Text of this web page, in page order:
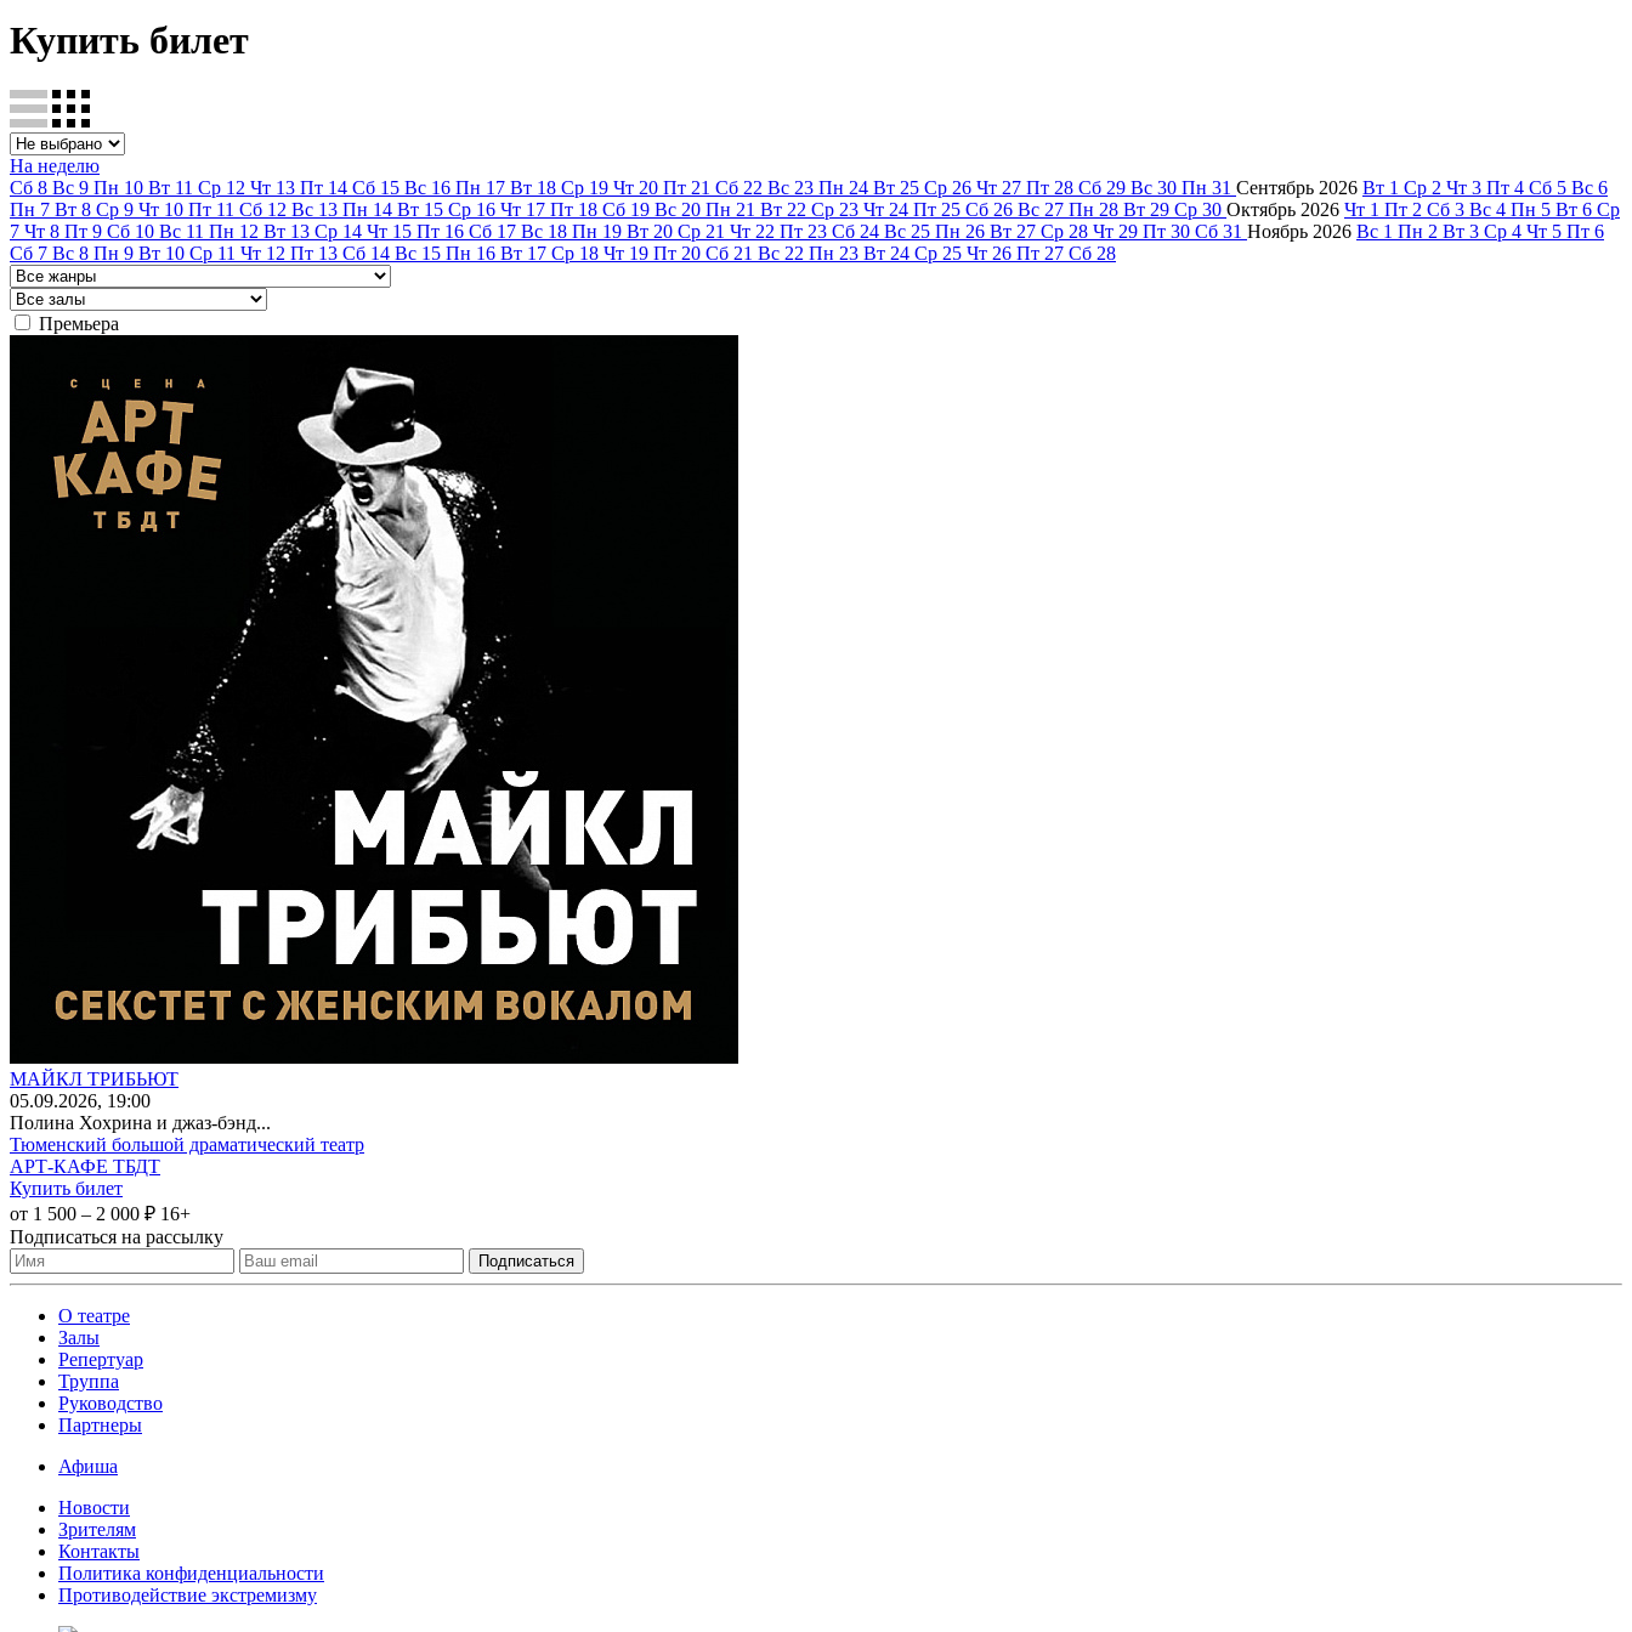
Купить билет
На неделю
Сб 8 Вс 9 Пн 10 Вт 11 Ср 12 Чт 13 Пт 14 Сб 15 Вс 16 Пн 17 Вт 18 Ср 19 Чт 20 Пт 21 Сб 22 Вс 23 Пн 24 Вт 25 Ср 26 Чт 27 Пт 28 Сб 29 Вс 30 Пн 31 Сентябрь 2026 Вт 1 Ср 2 Чт 3 Пт 4 Сб 5 Вс 6
Пн 7 Вт 8 Ср 9 Чт 10 Пт 11 Сб 12 Вс 13 Пн 14 Вт 15 Ср 16 Чт 17 Пт 18 Сб 19 Вс 20 Пн 21 Вт 22 Ср 23 Чт 24 Пт 25 Сб 26 Вс 27 Пн 28 Вт 29 Ср 30 Октябрь 2026 Чт 1 Пт 2 Сб 3 Вс 4 Пн 5 Вт 6 Ср
7 Чт 8 Пт 9 Сб 10 Вс 11 Пн 12 Вт 13 Ср 14 Чт 15 Пт 16 Сб 17 Вс 18 Пн 19 Вт 20 Ср 21 Чт 22 Пт 23 Сб 24 Вс 25 Пн 26 Вт 27 Ср 28 Чт 29 Пт 30 Сб 31 Ноябрь 2026 Вс 1 Пн 2 Вт 3 Ср 4 Чт 5 Пт 6
Сб 7 Вс 8 Пн 9 Вт 10 Ср 11 Чт 12 Пт 13 Сб 14 Вс 15 Пн 16 Вт 17 Ср 18 Чт 19 Пт 20 Сб 21 Вс 22 Пн 23 Вт 24 Ср 25 Чт 26 Пт 27 Сб 28
Премьера
МАЙКЛ ТРИБЬЮТ
05.09.2026, 19:00
Полина Хохрина и джаз-бэнд...
Тюменский большой драматический театр
АРТ-КАФЕ ТБДТ
Купить билет
от 1 500 – 2 000 ₽ 16+
Подписаться на рассылку
О театре
Залы
Репертуар
Труппа
Руководство
Партнеры
Афиша
Новости
Зрителям
Контакты
Политика конфиденциальности
Противодействие экстремизму